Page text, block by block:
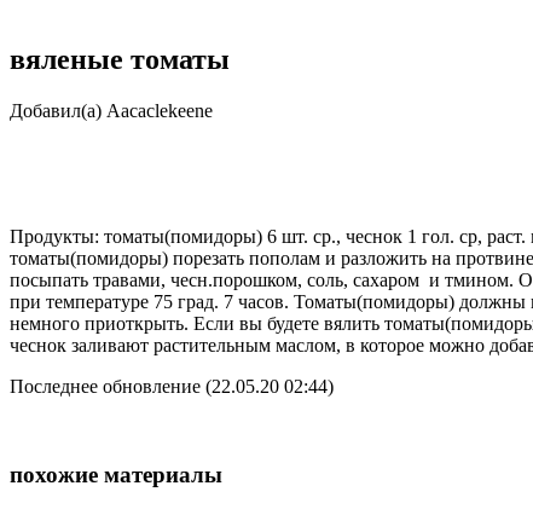
вяленые томаты
Добавил(а) Aacaclekeene
Продукты: томаты(помидоры) 6 шт. ср., чеснок 1 гол. ср, раст.
томаты(помидоры) порезать пополам и разложить на
посыпать травами, чесн.порошком, соль, сахаром и тмином.
при температуре 75 град. 7 часов. Томаты(помидоры) должны
немного приоткрыть. Если вы будете вялить
чеснок заливают растительным маслом, в которое можно
Последнее обновление (22.05.20 02:44)
похожие материалы